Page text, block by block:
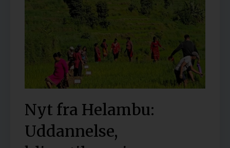
Nyt fra Helambu:
Uddannelse,